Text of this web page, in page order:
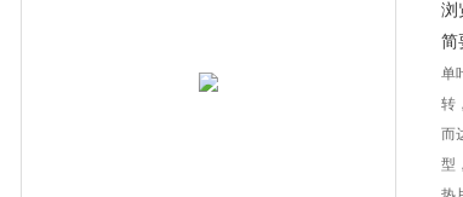
浏
简
单
转
而
型